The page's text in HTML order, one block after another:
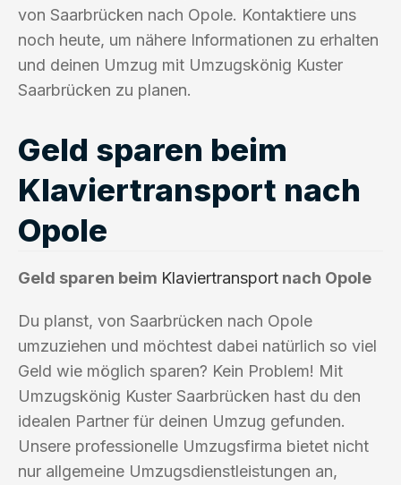
von Saarbrücken nach Opole. Kontaktiere uns
noch heute, um nähere Informationen zu erhalten
und deinen Umzug mit Umzugskönig Kuster
Saarbrücken zu planen.
Geld sparen beim
Klaviertransport nach
Opole
Geld sparen beim Klaviertransport nach Opole
Du planst, von Saarbrücken nach Opole
umzuziehen und möchtest dabei natürlich so viel
Geld wie möglich sparen? Kein Problem! Mit
Umzugskönig Kuster Saarbrücken hast du den
idealen Partner für deinen Umzug gefunden.
Unsere professionelle Umzugsfirma bietet nicht
nur allgemeine Umzugsdienstleistungen an,